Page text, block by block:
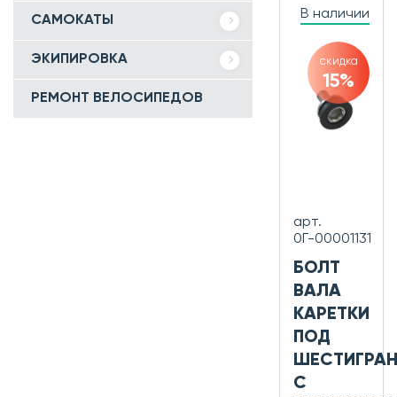
САМОКАТЫ
ЭКИПИРОВКА
РЕМОНТ ВЕЛОСИПЕДОВ
В наличии
скидка
15%
арт.
0Г-00001131
БОЛТ
ВАЛА
КАРЕТКИ
ПОД
С